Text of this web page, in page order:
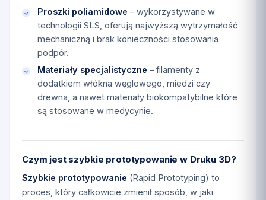
Proszki poliamidowe – wykorzystywane w
technologii SLS, oferują najwyższą wytrzymałość
mechaniczną i brak konieczności stosowania
podpór.
Materiały specjalistyczne – filamenty z
dodatkiem włókna węglowego, miedzi czy
drewna, a nawet materiały biokompatybilne które
są stosowane w medycynie.
Czym jest szybkie prototypowanie w Druku 3D?
Szybkie prototypowanie (Rapid Prototyping) to
proces, który całkowicie zmienił sposób, w jaki